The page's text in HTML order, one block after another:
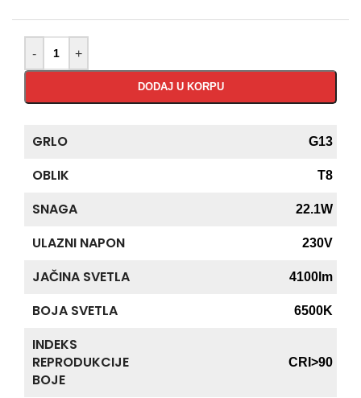
- +
DODAJ U KORPU
GRLO G13
OBLIK T8
SNAGA 22.1W
ULAZNI NAPON 230V
JAČINA SVETLA 4100lm
BOJA SVETLA 6500K
INDEKS
REPRODUKCIJE
BOJE
CRI>90